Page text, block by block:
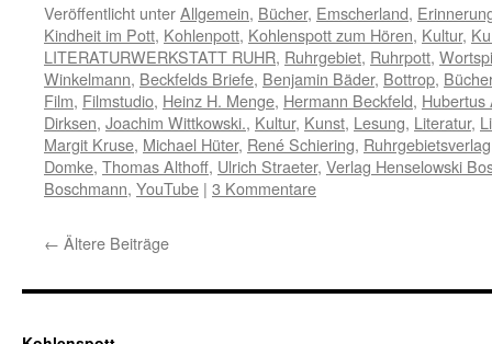
Veröffentlicht unterAllgemein, Bücher, Emscherland,
Kindheit im Pott, Kohlenpott, Kohlenspott zum Hören, Kultur,
LITERATURWERKSTATT RUHR, Ruhrgebiet, Ruhrpott,
Winkelmann, Beckfelds Briefe, Benjamin Bäder, Bottrop, Bücher
Film, Filmstudio, Heinz H. Menge, Hermann Beckfeld, Hubertus
Dirksen, Joachim Wittkowski., Kultur, Kunst, Lesung, Literatur,
Margit Kruse, Michael Hüter, René Schiering, Ruhrgebietsverlag
Domke, Thomas Althoff, Ulrich Straeter, Verlag Henselowski
Boschmann, YouTube | 3 Kommentare
← Ältere Beiträge